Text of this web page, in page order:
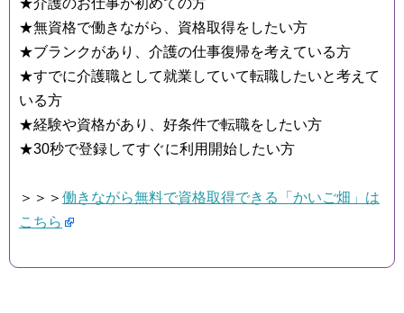
★介護のお仕事が初めての方
★無資格で働きながら、資格取得をしたい方
★ブランクがあり、介護の仕事復帰を考えている方
★すでに介護職として就業していて転職したいと考えて
いる方
★経験や資格があり、好条件で転職をしたい方
★30秒で登録してすぐに利用開始したい方
＞＞＞ 働きながら無料で資格取得できる「かいご畑」は
こちら